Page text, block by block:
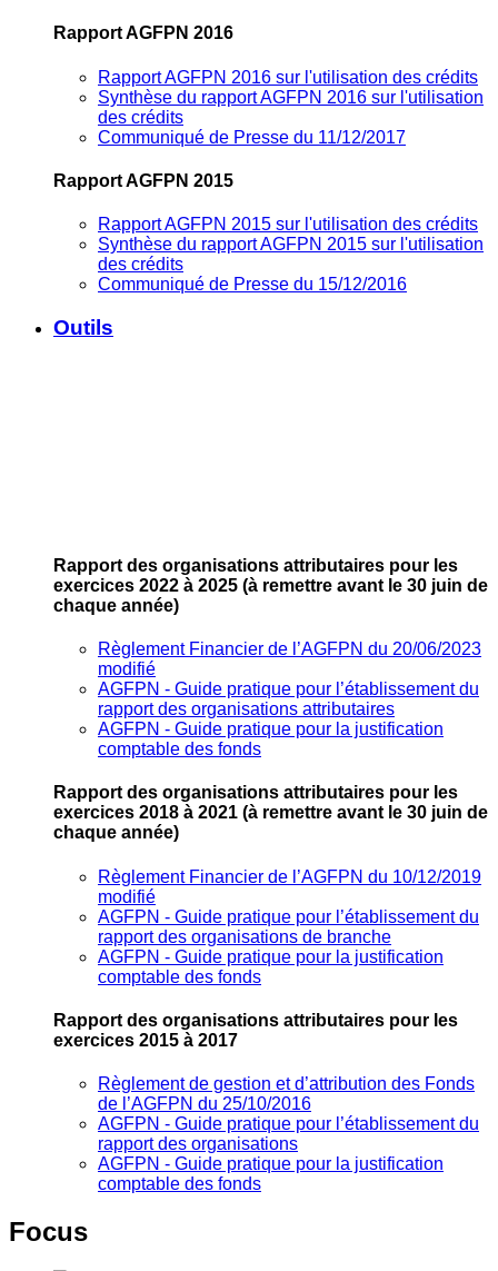
Rapport AGFPN 2016
Rapport AGFPN 2016 sur l'utilisation des crédits
Synthèse du rapport AGFPN 2016 sur l'utilisation
des crédits
Communiqué de Presse du 11/12/2017
Rapport AGFPN 2015
Rapport AGFPN 2015 sur l'utilisation des crédits
Synthèse du rapport AGFPN 2015 sur l'utilisation
des crédits
Communiqué de Presse du 15/12/2016
Outils
Rapport des organisations attributaires pour les
exercices 2022 à 2025 (à remettre avant le 30 juin de
chaque année)
Règlement Financier de l’AGFPN du 20/06/2023
modifié
AGFPN ‐ Guide pratique pour l’établissement du
rapport des organisations attributaires
AGFPN ‐ Guide pratique pour la justification
comptable des fonds
Rapport des organisations attributaires pour les
exercices 2018 à 2021 (à remettre avant le 30 juin de
chaque année)
Règlement Financier de l’AGFPN du 10/12/2019
modifié
AGFPN ‐ Guide pratique pour l’établissement du
rapport des organisations de branche
AGFPN ‐ Guide pratique pour la justification
comptable des fonds
Rapport des organisations attributaires pour les
exercices 2015 à 2017
Règlement de gestion et d’attribution des Fonds
de l’AGFPN du 25/10/2016
AGFPN ‐ Guide pratique pour l’établissement du
rapport des organisations
AGFPN ‐ Guide pratique pour la justification
comptable des fonds
Focus